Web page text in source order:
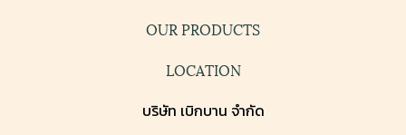
OUR PRODUCTS
LOCATION
บริษัท เบิกบาน จำกัด